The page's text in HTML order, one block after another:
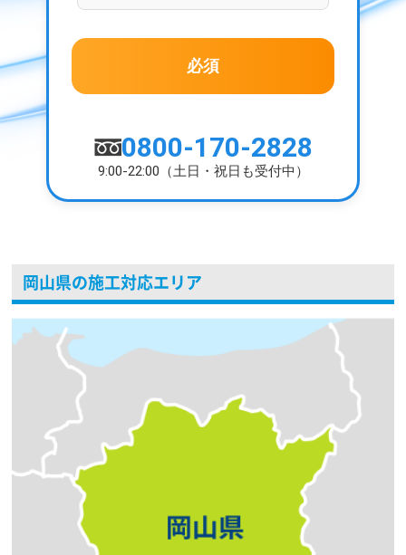
0800-170-2828
9:00-22:00（土日・祝日も受付中）
岡山県の施工対応エリア